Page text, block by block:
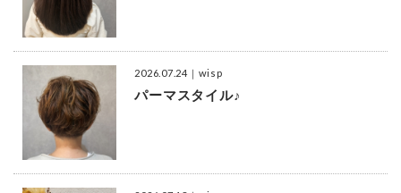
2026.07.24 ｜wisp
パーマスタイル♪